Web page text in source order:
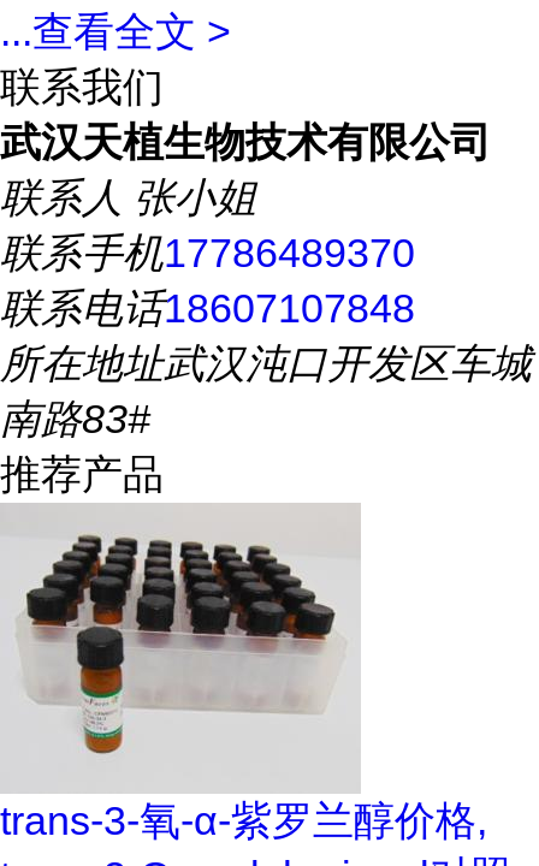
...查看全文 >
联系我们
武汉天植生物技术有限公司
联系人 张小姐
联系手机17786489370
联系电话18607107848
所在地址武汉沌口开发区车城
南路83#
推荐产品
trans-3-氧-α-紫罗兰醇价格,